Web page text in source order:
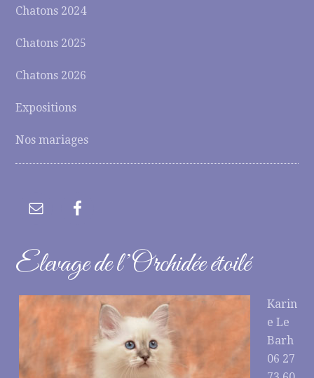
Chatons 2024
Chatons 2025
Chatons 2026
Expositions
Nos mariages
Elevage de l’Orchidée étoilé
Karin
e Le
Barh
06 27